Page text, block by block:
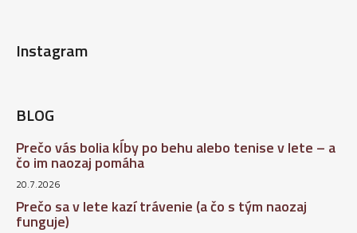
Instagram
BLOG
Prečo vás bolia kĺby po behu alebo tenise v lete – a
čo im naozaj pomáha
20.7.2026
Prečo sa v lete kazí trávenie (a čo s tým naozaj
funguje)